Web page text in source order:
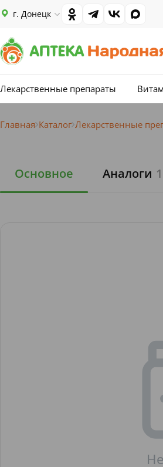
г. Донецк
Лекарственные препараты
Главная Каталог Лекарственные
Основное Аналоги 1